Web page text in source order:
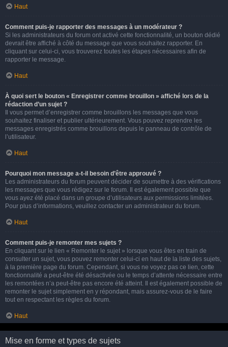
Haut
Comment puis-je rapporter des messages à un modérateur ?
Si les administrateurs du forum ont activé cette fonctionnalité, un bouton dédié
devrait être affiché à côté du message que vous souhaitez rapporter. En
cliquant sur celui-ci, vous trouverez toutes les étapes nécessaires afin de
rapporter le message.
Haut
À quoi sert le bouton « Enregistrer comme brouillon » affiché lors de la
rédaction d’un sujet ?
Il vous permet d’enregistrer comme brouillons les messages que vous
souhaitez finaliser et publier ultérieurement. Vous pouvez reprendre les
messages enregistrés comme brouillons depuis le panneau de contrôle de
l’utilisateur.
Haut
Pourquoi mon message a-t-il besoin d’être approuvé ?
Les administrateurs du forum peuvent décider de soumettre à des vérifications
les messages que vous rédigez sur le forum. Il est également possible que
vous ayez été placé dans un groupe d’utilisateurs aux permissions limitées.
Pour plus d’informations, veuillez contacter un administrateur du forum.
Haut
Comment puis-je remonter mes sujets ?
En cliquant sur le lien « Remonter le sujet » lorsque vous êtes en train de
consulter un sujet, vous pouvez remonter celui-ci en haut de la liste des sujets,
à la première page du forum. Cependant, si vous ne voyez pas ce lien, cette
fonctionnalité a peut-être été désactivée ou le temps d’attente nécessaire entre
les remontées n’a peut-être pas encore été atteint. Il est également possible de
remonter le sujet simplement en y répondant, mais assurez-vous de le faire
tout en respectant les règles du forum.
Haut
Mise en forme et types de sujets